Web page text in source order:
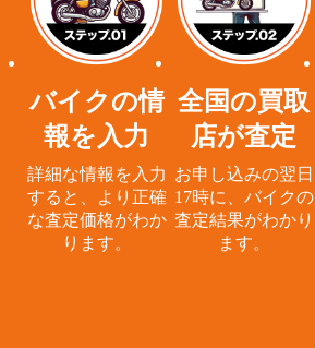
バイクの情
報を入力
詳細な情報を入力
すると、
より正確
な査定価格がわか
ります。
全国の買取
店が査定
お申し込みの翌日
17時に、 バイクの
査定結果がわかり
ます。